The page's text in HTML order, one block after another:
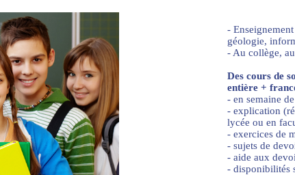
-
géologie,
- Au collège,
Des cours de
entière +
- en semaine
- explication
lycée ou en
- exercices de
- sujets de
- aide aux
- disponibilités